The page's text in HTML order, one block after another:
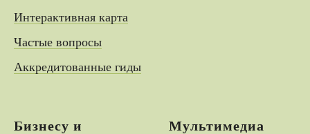
Интерактивная карта
Частые вопросы
Аккредитованные гиды
Бизнесу и
Мультимедиа